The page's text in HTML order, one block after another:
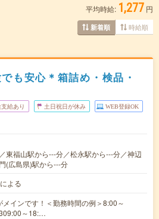
平均時給: 1,277 円
新着順 時給順
も安心＊箱詰め・検品・
給あり 土日祝日が休み WEB登録OK
東福山駅から---分／松永駅から---分／神辺
(広島県)駅から---分
よる
インです！＜勤務時間の例＞8:00～
～18:…